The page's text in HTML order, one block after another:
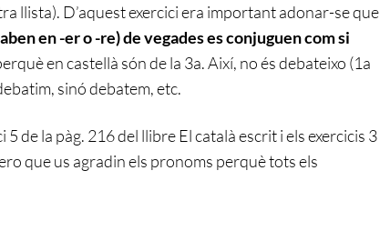
llista). D’aquest exercici era important adonar-se que
en -er o -re) de vegades es conjuguen com si
en castellà són de la 3a. Així, no és debateixo (1a
sinó debatem, etc.
5 de la pàg. 216 del llibre El català escrit i els exercicis 3
que us agradin els pronoms perquè tots els